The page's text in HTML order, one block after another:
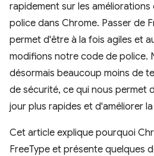
rapidement sur les
police dans Chrome. Passer de
permet d'être à la fois agiles et
modifions notre code de police.
désormais beaucoup moins de
de sécurité, ce qui nous permet
jour plus rapides et d'améliorer
Cet article explique pourquoi
FreeType et présente quelques